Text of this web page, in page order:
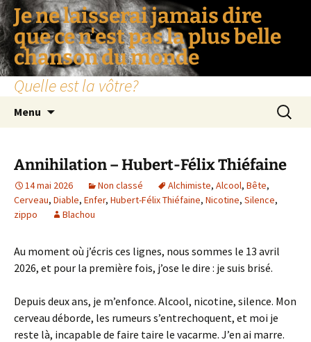
Je ne laisserai jamais dire
que ce n'est pas la plus belle
chanson du monde
Quelle est la vôtre?
Menu
Annihilation – Hubert-Félix Thiéfaine
14 mai 2026 Non classé Alchimiste, Alcool, Bête,
Cerveau, Diable, Enfer, Hubert-Félix Thiéfaine, Nicotine, Silence,
zippo
Blachou
Au moment où j’écris ces lignes, nous sommes le 13 avril
2026, et pour la première fois, j’ose le dire : je suis brisé.
Depuis deux ans, je m’enfonce. Alcool, nicotine, silence. Mon
cerveau déborde, les rumeurs s’entrechoquent, et moi je
reste là, incapable de faire taire le vacarme. J’en ai marre.